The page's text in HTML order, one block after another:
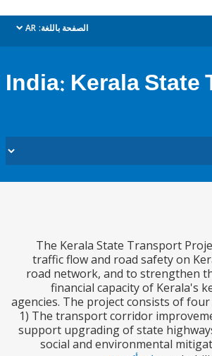
الصفحة باللغة: AR
dropdown
India: Kerala
The Kerala State
traffic flow and road
road network, and to
financial capacity of
agencies. The project
1) The transport corridor
support upgrading of state
social and